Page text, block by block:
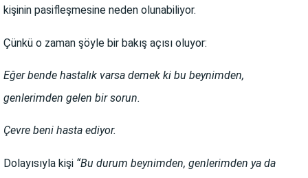
kişinin pasifleşmesine neden olunabiliyor.
Çünkü o zaman şöyle bir bakış açısı oluyor:
Eğer bende hastalık varsa demek ki bu beynimden,
genlerimden gelen bir sorun.
Çevre beni hasta ediyor.
Dolayısıyla kişi “Bu durum beynimden, genlerimden ya da